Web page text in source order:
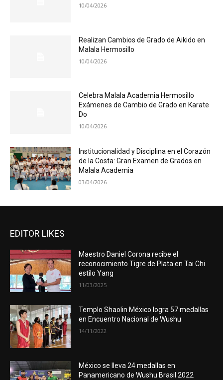
10/04/2026
Realizan Cambios de Grado de Aikido en
Malala Hermosillo
10/04/2026
Celebra Malala Academia Hermosillo
Exámenes de Cambio de Grado en Karate
Do
10/04/2026
Institucionalidad y Disciplina en el Corazón
de la Costa: Gran Examen de Grados en
Malala Academia
03/04/2026
EDITOR LIKES
Maestro Daniel Corona recibe el
reconocimiento Tigre de Plata en Tai Chi
estilo Yang
11/03/2025
Templo Shaolin México logra 57 medallas
en Encuentro Nacional de Wushu
14/11/2022
México se lleva 24 medallas en
Panamericano de Wushu Brasil 2022